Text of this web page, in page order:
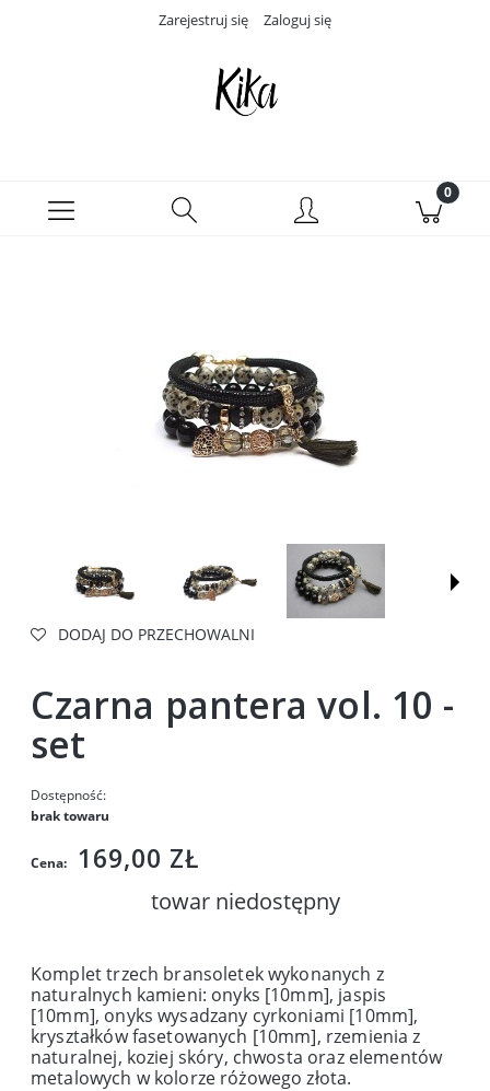
Zarejestruj się Zaloguj się
DODAJ DO PRZECHOWALNI
Czarna pantera vol. 10 -
set
Dostępność:
brak towaru
Cena: 169,00 ZŁ
towar niedostępny
Komplet trzech bransoletek wykonanych z
naturalnych kamieni: onyks [10mm], jaspis
[10mm], onyks wysadzany cyrkoniami [10mm],
kryształków fasetowanych [10mm], rzemienia z
naturalnej, koziej skóry, chwosta oraz elementów
metalowych w kolorze różowego złota.